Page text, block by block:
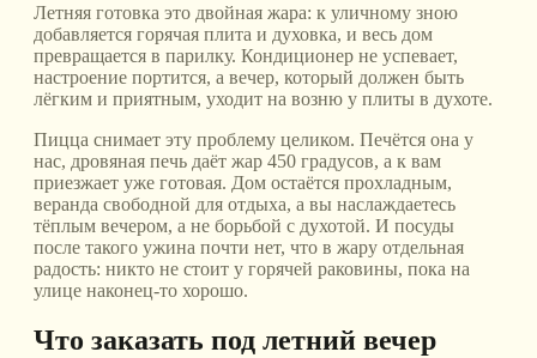
Летняя готовка это двойная жара: к уличному зною
добавляется горячая плита и духовка, и весь дом
превращается в парилку. Кондиционер не успевает,
настроение портится, а вечер, который должен быть
лёгким и приятным, уходит на возню у плиты в духоте.
Пицца снимает эту проблему целиком. Печётся она у
нас, дровяная печь даёт жар 450 градусов, а к вам
приезжает уже готовая. Дом остаётся прохладным,
веранда свободной для отдыха, а вы наслаждаетесь
тёплым вечером, а не борьбой с духотой. И посуды
после такого ужина почти нет, что в жару отдельная
радость: никто не стоит у горячей раковины, пока на
улице наконец-то хорошо.
Что заказать под летний вечер